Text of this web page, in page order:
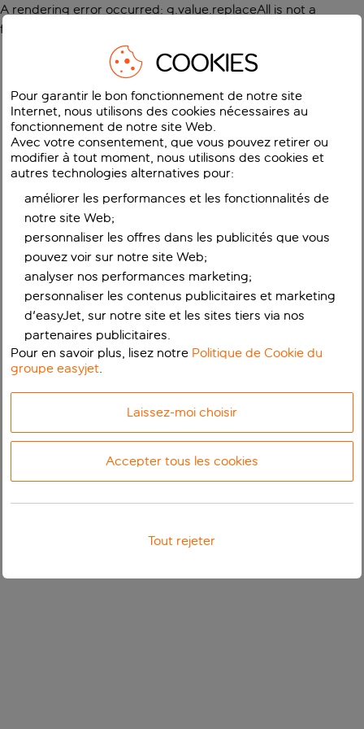
A rendering error occurred: g.value.replaceAll is not a
function
COOKIES
Pour garantir le bon fonctionnement de notre site
Internet, nous utilisons des cookies nécessaires au
fonctionnement de notre site Web.
Avec votre consentement, que vous pouvez retirer ou
modifier à tout moment, nous utilisons des cookies et
autres technologies alternatives pour:
améliorer les performances et les fonctionnalités de
notre site Web;
personnaliser les offres dans les publicités que vous
pouvez voir sur notre site Web;
analyser nos performances marketing;
personnaliser les contenus publicitaires et marketing
d'easyJet, sur notre site et les sites tiers via nos
partenaires publicitaires.
Pour en savoir plus, lisez notre Politique de Cookie du
groupe easyjet.
Laissez-moi choisir
Accepter tous les cookies
Tout rejeter